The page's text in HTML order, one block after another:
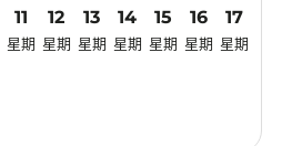
11
星期
12
星期
13
星期
14
星期
15
星期
16
星期
17
星期